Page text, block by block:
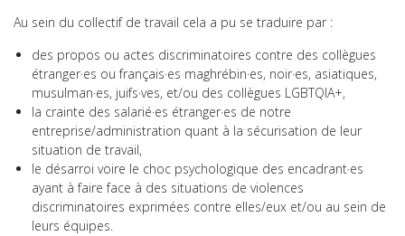
Au sein du collectif de travail cela a pu se traduire par :
des propos ou actes discriminatoires contre des collègues
étranger·es ou français·es maghrébin·es, noir·es, asiatiques,
musulman·es, juifs·ves, et/ou des collègues LGBTQIA+,
la crainte des salarié·es étranger·es de notre
entreprise/administration quant à la sécurisation de leur
situation de travail,
le désarroi voire le choc psychologique des encadrant·es
ayant à faire face à des situations de violences
discriminatoires exprimées contre elles/eux et/ou au sein de
leurs équipes.